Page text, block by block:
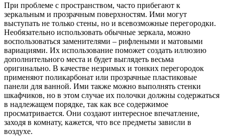
При проблеме с пространством, часто прибегают к
зеркальным и прозрачным поверхностям. Ими могут
выступать не только стены, но и всевозможные перегородки.
Необязательно использовать обычные зеркала, можно
воспользоваться заменителями – рифлеными и матовыми
вариациями. Их использование поможет создать иллюзию
дополнительного места и будет выглядеть весьма
оригинально. В качестве незримых и тонких перегородок
применяют поликарбонат или прозрачные пластиковые
панели для ванной. Ими также можно выполнять стенки
шкафчиков, но в этом случае их полочки должны содержаться
в надлежащем порядке, так как все содержимое
просматривается. Они создают интересное впечатление,
заходя в комнату, кажется, что все предметы зависли в
воздухе.